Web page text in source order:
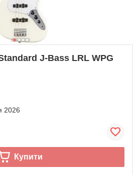
J-Bass LRL WPG
2026
Купити